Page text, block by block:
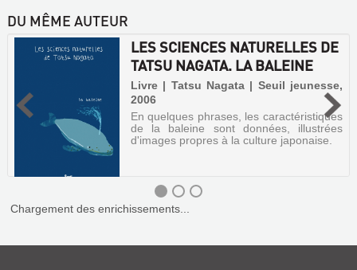
DU MÊME AUTEUR
LES SCIENCES NATURELLES DE
TATSU NAGATA. LA BALEINE
Livre | Tatsu Nagata | Seuil jeunesse,
2006
En quelques phrases, les caractéristiques
de la baleine sont données, illustrées
d'images propres à la culture japonaise.
LES
Chargement des enrichissements...